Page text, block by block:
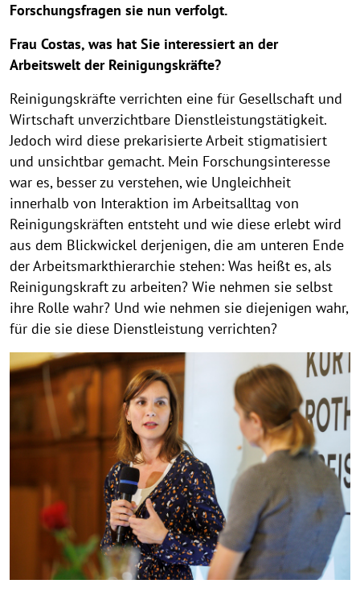
Forschungsfragen sie nun verfolgt.
Frau Costas, was hat Sie interessiert an der
Arbeitswelt der Reinigungskräfte?
Reinigungskräfte verrichten eine für Gesellschaft und
Wirtschaft unverzichtbare Dienstleistungstätigkeit.
Jedoch wird diese prekarisierte Arbeit stigmatisiert
und unsichtbar gemacht. Mein Forschungsinteresse
war es, besser zu verstehen, wie Ungleichheit
innerhalb von Interaktion im Arbeitsalltag von
Reinigungskräften entsteht und wie diese erlebt wird
aus dem Blickwickel derjenigen, die am unteren Ende
der Arbeitsmarkthierarchie stehen: Was heißt es, als
Reinigungskraft zu arbeiten? Wie nehmen sie selbst
ihre Rolle wahr? Und wie nehmen sie diejenigen wahr,
für die sie diese Dienstleistung verrichten?